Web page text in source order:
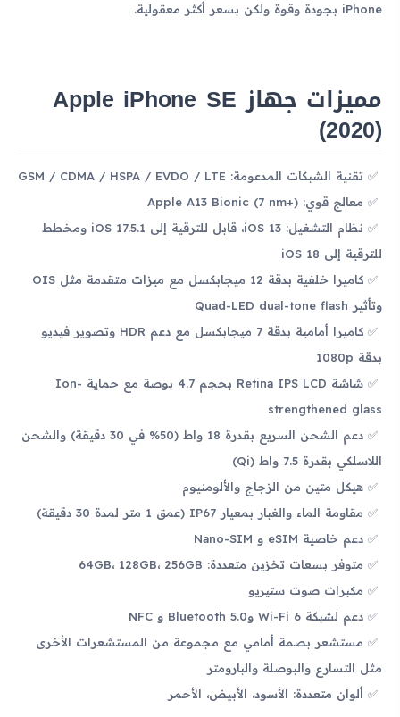
iPhone بجودة وقوة ولكن بسعر أكثر معقولية.
مميزات جهاز Apple iPhone SE
(2020)
تقنية الشبكات المدعومة: GSM / CDMA / HSPA / EVDO / LTE
معالج قوي: Apple A13 Bionic (7 nm+)
نظام التشغيل: iOS 13، قابل للترقية إلى iOS 17.5.1 ومخطط
للترقية إلى iOS 18
كاميرا خلفية بدقة 12 ميجابكسل مع ميزات متقدمة مثل OIS
وتأثير Quad-LED dual-tone flash
كاميرا أمامية بدقة 7 ميجابكسل مع دعم HDR وتصوير فيديو
بدقة 1080p
شاشة Retina IPS LCD بحجم 4.7 بوصة مع حماية Ion-
strengthened glass
دعم الشحن السريع بقدرة 18 واط (50% في 30 دقيقة) والشحن
اللاسلكي بقدرة 7.5 واط (Qi)
هيكل متين من الزجاج والألومنيوم
مقاومة الماء والغبار بمعيار IP67 (عمق 1 متر لمدة 30 دقيقة)
دعم خاصية eSIM و Nano-SIM
متوفر بسعات تخزين متعددة: 64GB، 128GB، 256GB
مكبرات صوت ستيريو
دعم لشبكة Wi-Fi 6 وBluetooth 5.0 و NFC
مستشعر بصمة أمامي مع مجموعة من المستشعرات الأخرى
مثل التسارع والبوصلة والبارومتر
ألوان متعددة: الأسود، الأبيض، الأحمر